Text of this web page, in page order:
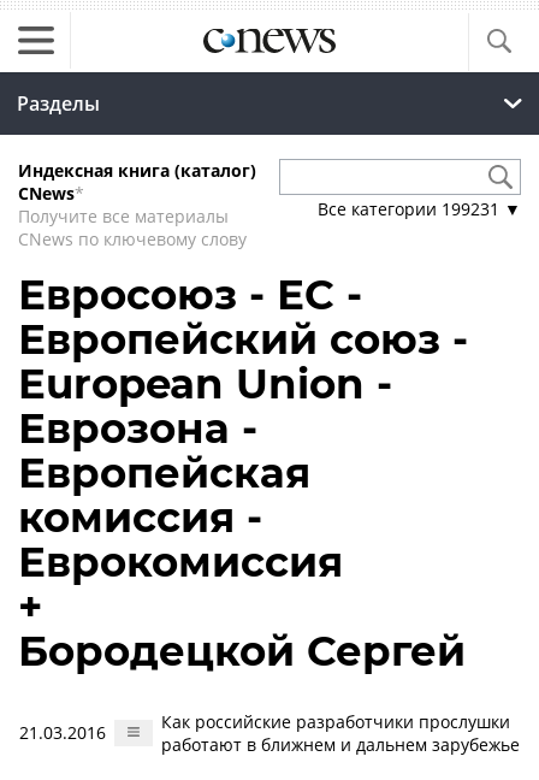
Разделы
Индексная книга (каталог)
CNews*
Получите все материалы
CNews по ключевому слову
Все категории 199231 ▼
Евросоюз - ЕС -
Европейский союз -
European Union -
Еврозона -
Европейская
комиссия -
Еврокомиссия
+
Бородецкой Сергей
21.03.2016
Как российские разработчики прослушки
работают в ближнем и дальнем зарубежье